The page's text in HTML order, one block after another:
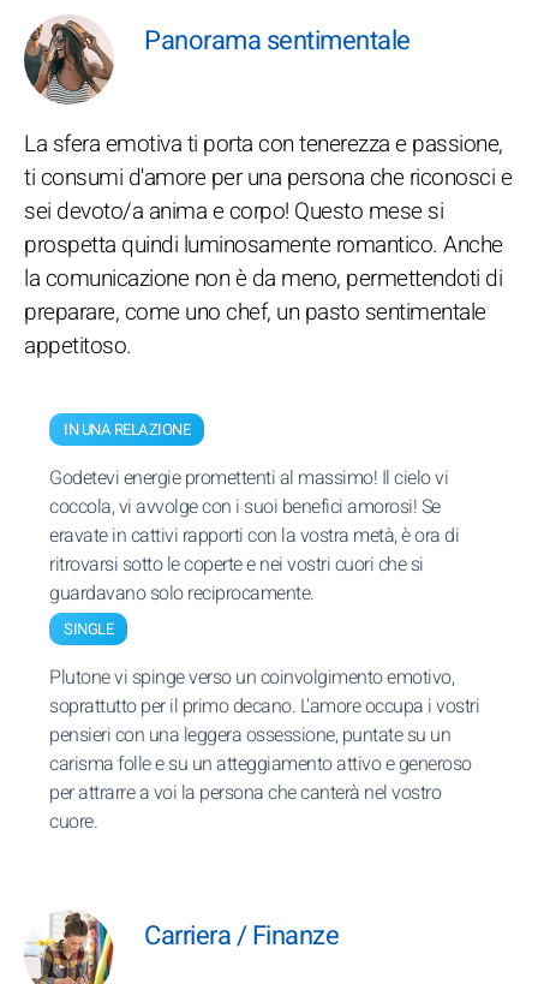
Panorama sentimentale
La sfera emotiva ti porta con tenerezza e passione,
ti consumi d'amore per una persona che riconosci e
sei devoto/a anima e corpo! Questo mese si
prospetta quindi luminosamente romantico. Anche
la comunicazione non è da meno, permettendoti di
preparare, come uno chef, un pasto sentimentale
appetitoso.
IN UNA RELAZIONE
Godetevi energie promettenti al massimo! Il cielo vi
coccola, vi avvolge con i suoi benefici amorosi! Se
eravate in cattivi rapporti con la vostra metà, è ora di
ritrovarsi sotto le coperte e nei vostri cuori che si
guardavano solo reciprocamente.
SINGLE
Plutone vi spinge verso un coinvolgimento emotivo,
soprattutto per il primo decano. L'amore occupa i vostri
pensieri con una leggera ossessione, puntate su un
carisma folle e su un atteggiamento attivo e generoso
per attrarre a voi la persona che canterà nel vostro
cuore.
Carriera / Finanze